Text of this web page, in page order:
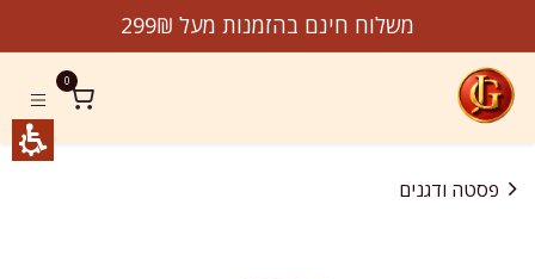
משלוח חינם בהזמנות מעל 299₪
0
פסטה ודגנים